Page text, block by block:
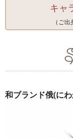
キャ
（ご
和ブランド俄(に